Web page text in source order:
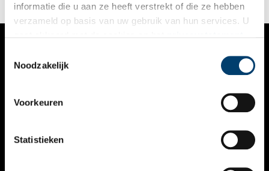
informatie die u aan ze heeft verstrekt of die ze hebben
verzameld op basis van uw gebruik van hun services. U
Noodzakelijk
Voorkeuren
Statistieken
VERHALEN
KALENDER
THEMA’S